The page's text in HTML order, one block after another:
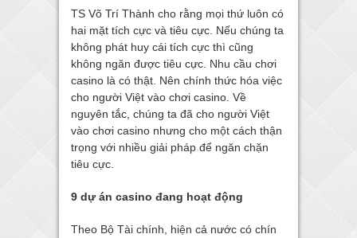
TS Võ Trí Thành cho rằng mọi thứ luôn có
hai mặt tích cực và tiêu cực. Nếu chúng ta
không phát huy cái tích cực thì cũng
không ngăn được tiêu cực. Nhu cầu chơi
casino là có thật. Nên chính thức hóa việc
cho người Việt vào chơi casino. Về
nguyên tắc, chúng ta đã cho người Việt
vào chơi casino nhưng cho một cách thận
trọng với nhiều giải pháp để ngăn chặn
tiêu cực.
9 dự án casino đang hoạt động
Theo Bộ Tài chính, hiện cả nước có chín